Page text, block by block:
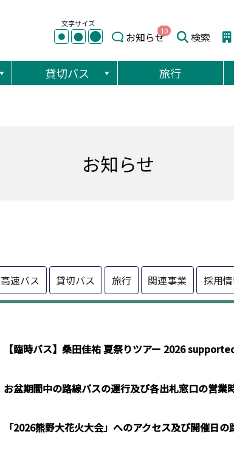
文字サイズ
● ● ● お知らせ10 検索
貸切バス 旅行
お知らせ
高速バス 貸切バス 旅行 関連事業 採用
【臨時バス】桑田佳祐 夏祭りツアー 2026
お盆期間中の路線バスの運行及び各出札窓口の営業
「2026熊野大花火大会」へのアクセス及び開催日